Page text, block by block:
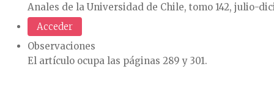
Anales de la Universidad de Chile, tomo 142, julio-
Acceder
Observaciones
El artículo ocupa las páginas 289 y 301.